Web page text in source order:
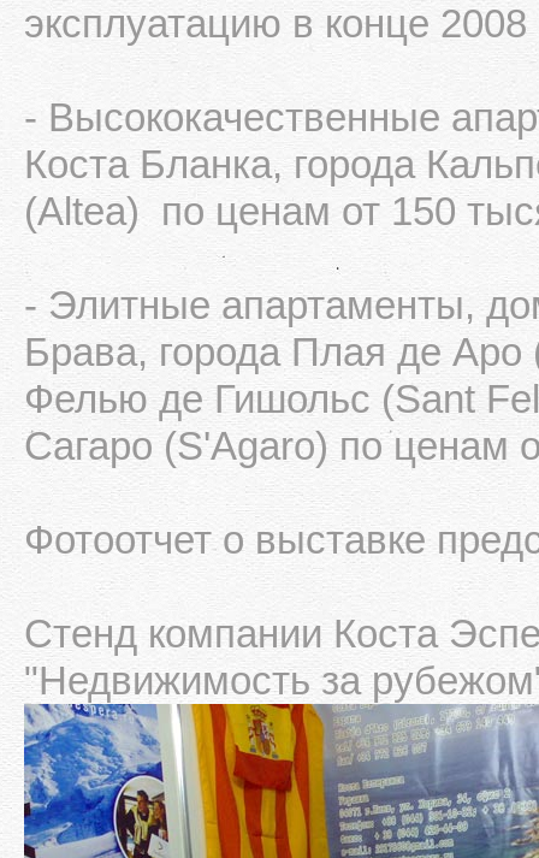
эксплуатацию в конце
- Высококачественные
Коста Бланка, города
(Altea) по ценам от 150
- Элитные апартаменты,
Брава, города Плая де
Фелью де Гишольс (Sant
Сагаро (S'Agaro) по ценам
Фотоотчет о выставке
Стенд компании Коста
"Недвижимость за